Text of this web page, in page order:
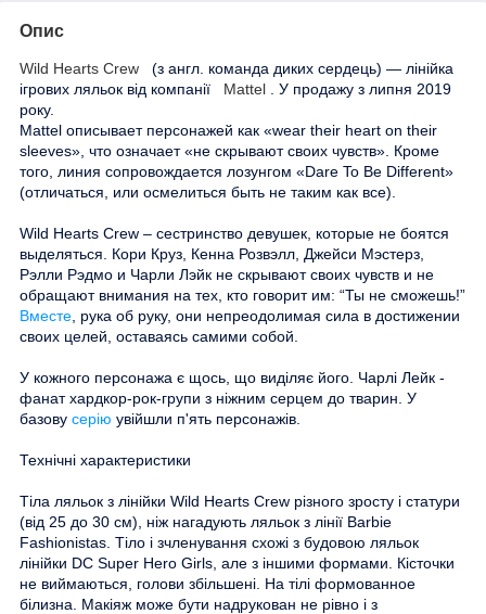
Опис
Wild Hearts Crew
(з англ. команда диких сердець) — лінійка
ігрових ляльок від компанії
Mattel
. У продажу з липня 2019
року.
Mattel описывает персонажей как «wear their heart on their
sleeves», что означает «не скрывают своих чувств». Кроме
того, линия сопровождается лозунгом «Dare To Be Different»
(отличаться, или осмелиться быть не таким как все).
Wild Hearts Crew – сестринство девушек, которые не боятся
выделяться. Кори Круз, Кенна Розвэлл, Джейси Мэстерз,
Рэлли Рэдмо и Чарли Лэйк не скрывают своих чувств и не
обращают внимания на тех, кто говорит им: “Ты не сможешь!”
Вместе , рука об руку, они непреодолимая сила в достижении
своих целей, оставаясь самими собой.
У кожного персонажа є щось, що виділяє його. Чарлі Лейк -
фанат хардкор-рок-групи з ніжним серцем до тварин. У
базову серію увійшли п'ять персонажів.
Технічні характеристики
Тіла ляльок з лінійки Wild Hearts Crew різного зросту і статури
(від 25 до 30 см), ніж нагадують ляльок з лінії Barbie
Fashionistas. Тіло і зчленування схожі з будовою ляльок
лінійки DC Super Hero Girls, але з іншими формами. Кісточки
не виймаються, голови збільшені. На тілі формованное
білизна. Макіяж може бути надрукован не рівно і з